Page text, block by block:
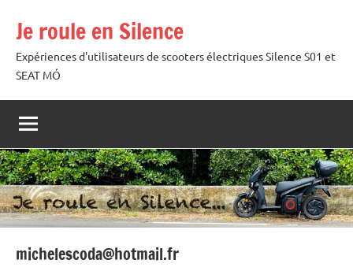
contenu
Je roule en Silence
Expériences d'utilisateurs de scooters électriques Silence S01 et
SEAT MÓ
michelescoda@hotmail.fr